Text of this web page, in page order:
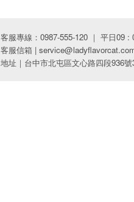
客服專線：0987-555-120 ｜ 平日09 :
客服信箱 |
地址｜台中市北屯區文心路四段936